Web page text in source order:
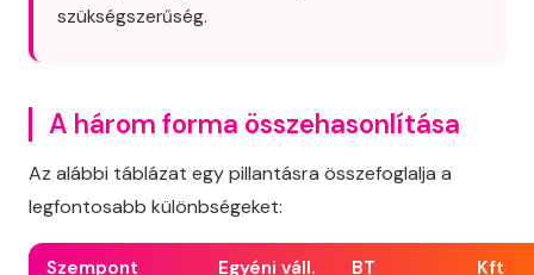
szükségszerűség.
A három forma összehasonlítása
Az alábbi táblázat egy pillantásra összefoglalja a
legfontosabb különbségeket:
Szempont Egyéni váll. BT Kft